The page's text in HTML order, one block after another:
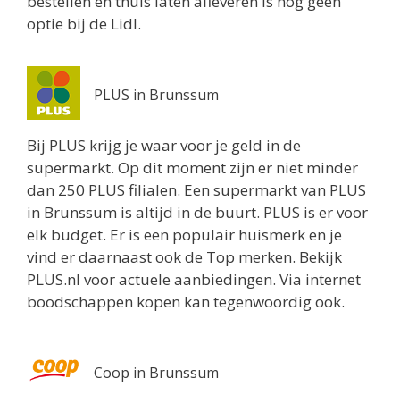
optie bij de Lidl.
PLUS in Brunssum
Bij PLUS krijg je waar voor je geld in de
supermarkt. Op dit moment zijn er niet minder
dan 250 PLUS filialen. Een supermarkt van PLUS
in Brunssum is altijd in de buurt. PLUS is er voor
elk budget. Er is een populair huismerk en je
vind er daarnaast ook de Top merken. Bekijk
PLUS.nl voor actuele aanbiedingen. Via internet
boodschappen kopen kan tegenwoordig ook.
Coop in Brunssum